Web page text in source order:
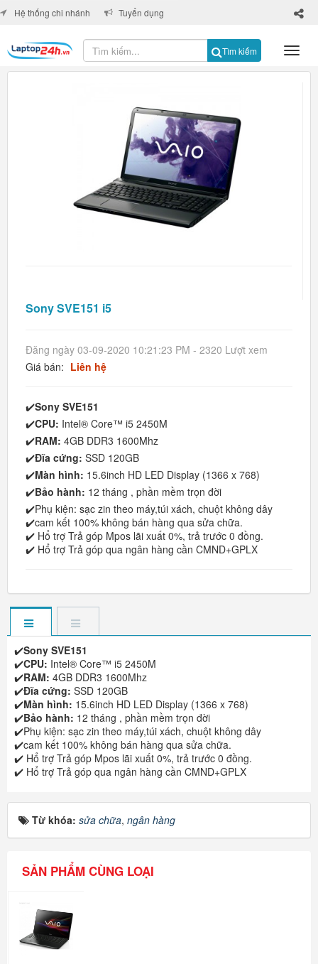
Tìm kiếm
×
Hệ thống chi nhánh Tuyển dụng
Sony SVE151 i5
Đăng ngày 03-09-2020 10:21:23 PM - 2320 Lượt xem
Giá bán: Liên hệ
✔️Sony SVE151
✔️CPU: Intel® Core™ i5 2450M
✔️RAM: 4GB DDR3 1600Mhz
✔️Đĩa cứng: SSD 120GB
✔️Màn hình: 15.6inch HD LED Display (1366 x 768)
✔️Bảo hành: 12 tháng , phần mềm trọn đời
✔️Phụ kiện: sạc zin theo máy,túi xách, chuột không dây
✔️cam kết 100% không bán hàng qua sửa chữa.
✔️ Hổ trợ Trả góp Mpos lãi xuất 0%, trả trước 0 đồng.
✔️ Hổ trợ Trả góp qua ngân hàng cần CMND+GPLX
✔️Sony SVE151
✔️CPU: Intel® Core™ i5 2450M
✔️RAM: 4GB DDR3 1600Mhz
✔️Đĩa cứng: SSD 120GB
✔️Màn hình: 15.6inch HD LED Display (1366 x 768)
✔️Bảo hành: 12 tháng , phần mềm trọn đời
✔️Phụ kiện: sạc zin theo máy,túi xách, chuột không dây
✔️cam kết 100% không bán hàng qua sửa chữa.
✔️ Hổ trợ Trả góp Mpos lãi xuất 0%, trả trước 0 đồng.
✔️ Hổ trợ Trả góp qua ngân hàng cần CMND+GPLX
Từ khóa: sửa chữa, ngân hàng
SẢN PHẨM CÙNG LOẠI